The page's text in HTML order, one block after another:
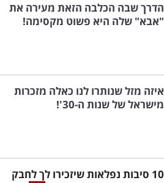
הדרך שבה הכלבה הזאת מעירה את
"אבא" שלה היא פשוט מקסימה!
איזה מזל שנותרו לנו כאלה מזכרות
מישראל של שנות ה-30'!
10 סיבות נפלאות שיזכירו לך לחבק